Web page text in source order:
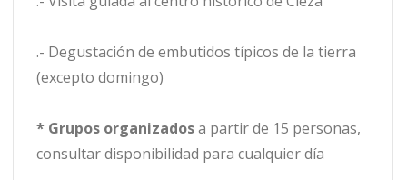
.- Degustación de embutidos típicos de la tierra
(excepto domingo)
* Grupos organizadosa partir de 15 personas,
consultar disponibilidad para cualquier día